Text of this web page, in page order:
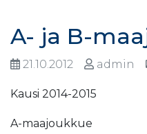
A- ja B-
21.10.2012 admin
Kausi 2014-2015
A-maajoukkue